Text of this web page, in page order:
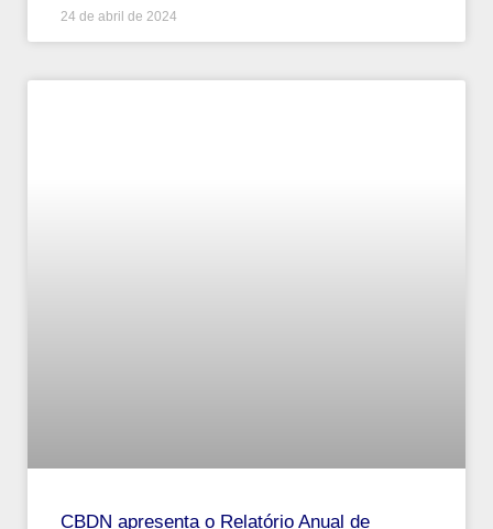
24 de abril de 2024
CBDN apresenta o Relatório Anual de